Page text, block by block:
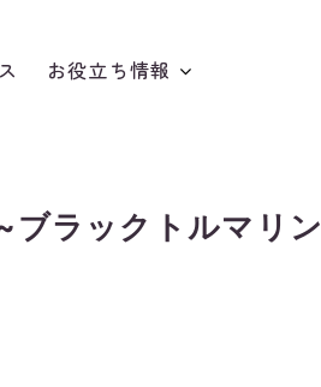
お役立ち情報
ブラックトルマリン